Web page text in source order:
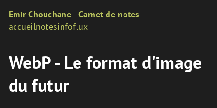
Emir Chouchane - Carnet de notes
Menu de navigation principal
accueilnotesinfoflux
WebP - Le format d'image
du futur